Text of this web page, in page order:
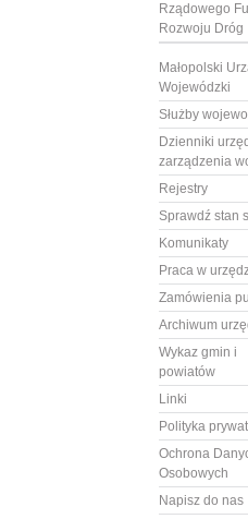
Rządowego
Rozwoju Dróg
Małopolski
Wojewódzki
Służby
Dzienniki
zarządzenia
Rejestry
Sprawdź stan
Komunikaty
Praca w
Zamówienia
Archiwum
Wykaz gmin i
powiatów
Linki
Polityka
Ochrona
Osobowych
Napisz do nas